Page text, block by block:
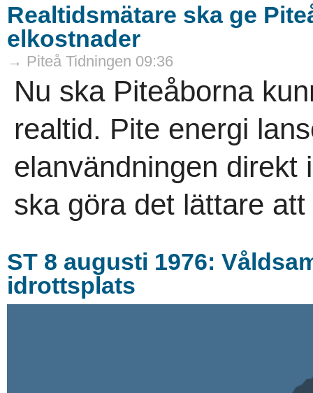
Realtidsmätare ska ge
elkostnader
→ Piteå Tidningen 09:36
Nu ska Piteåborna
realtid. Pite energi
elanvändningen direkt
ska göra det lättare
ST 8 augusti 1976:
idrottsplats